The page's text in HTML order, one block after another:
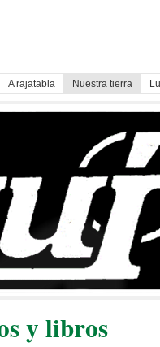
A rajatabla Nuestra tierra
y libros